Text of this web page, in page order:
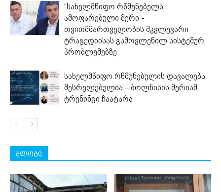
“სახელმწიფო რწმუნებულს
ამოფარებული მერი”-
თვითმმართველობის მკვლევარი
ტრაგედიისას გამოვლენილ სისტემურ
პრობლემებზე
სახელმწიფო რწმუნებულის დავალება
შესრულებულია – ბოლნისის მერიამ
ტრენინგი ჩაატარა
ბლოგი